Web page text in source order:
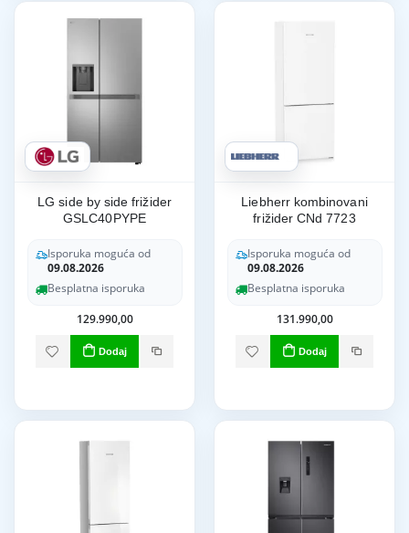
LG side by side frižider
GSLC40PYPE
Isporuka moguća od
09.08.2026
Besplatna isporuka
129.990,00
Dodaj
Liebherr kombinovani
frižider CNd 7723
Isporuka moguća od
09.08.2026
Besplatna isporuka
131.990,00
Dodaj